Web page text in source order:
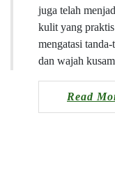
juga telah
kulit yang
mengatasi
dan wajah
Read